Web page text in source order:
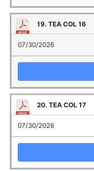
19. TEA COL 16
07/30/2026
20. TEA COL 17
07/30/2026